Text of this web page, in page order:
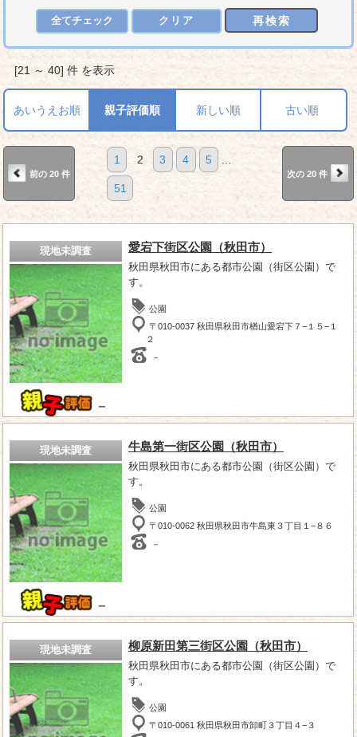
全てチェック クリア 再検索
[21 ～ 40] 件 を表示
あいうえお順 親子評価順 新しい順 古い順
前の 20 件
1 2 3 4 5
51
次の 20 件
現地未調査
－
愛宕下街区公園（秋田市）
秋田県秋田市にある都市公園（街区公園）で
す。
公園
〒010-0037 秋田県秋田市楢山愛宕下７−１５−１
２
－
現地未調査
－
牛島第一街区公園（秋田市）
秋田県秋田市にある都市公園（街区公園）で
す。
公園
〒010-0062 秋田県秋田市牛島東３丁目１−８６
－
現地未調査 柳原新田第三街区公園（秋田市）
秋田県秋田市にある都市公園（街区公園）で
す。
公園
〒010-0061 秋田県秋田市卸町３丁目４−３